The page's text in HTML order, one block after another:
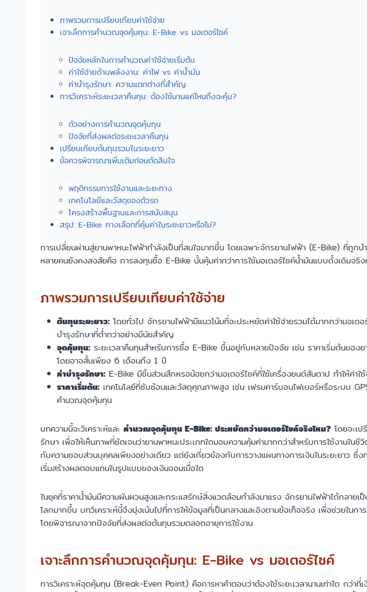
ภาพรวมการเปรียบเทียบค่าใช้จ่าย
เจาะลึกการคำนวณจุดคุ้มทุน: E-Bike vs มอเตอร์ไซค์
ปัจจัยหลักในการคำนวณค่าใช้จ่ายเริ่มต้น
ค่าใช้จ่ายด้านพลังงาน: ค่าไฟ vs ค่าน้ำมัน
ค่าบำรุงรักษา: ความแตกต่างที่สำคัญ
การวิเคราะห์ระยะเวลาคืนทุน: ต้องใช้นานแค่ไหนถึงจะคุ้ม?
ตัวอย่างการคำนวณจุดคุ้มทุน
ปัจจัยที่ส่งผลต่อระยะเวลาคืนทุน
เปรียบเทียบต้นทุนรวมในระยะยาว
ข้อควรพิจารณาเพิ่มเติมก่อนตัดสินใจ
พฤติกรรมการใช้งานและระยะทาง
เทคโนโลยีและวัสดุของตัวรถ
โครงสร้างพื้นฐานและการสนับสนุน
สรุป: E-Bike ทางเลือกที่คุ้มค่าในระยะยาวหรือไม่?
การเปลี่ยนผ่านสู่ยานพาหนะไฟฟ้ากำลังเป็นที่สนใจมากขึ้น โดยเฉพาะจักรยานไฟฟ้า (E-Bike) ที่ถูก
หลายคนยังคงสงสัยคือ การลงทุนซื้อ E-Bike นั้นคุ้มค่ากว่าการใช้มอเตอร์ไซค์น้ำมันแบบดั้งเดิมจริง
ภาพรวมการเปรียบเทียบค่าใช้จ่าย
ต้นทุนระยะยาว: โดยทั่วไป จักรยานไฟฟ้ามีแนวโน้มที่จะประหยัดค่าใช้จ่ายรวมได้มากกว่ามอเต
บำรุงรักษาที่ต่ำกว่าอย่างมีนัยสำคัญ
จุดคุ้มทุน: ระยะเวลาคืนทุนสำหรับการซื้อ E-Bike ขึ้นอยู่กับหลายปัจจัย เช่น ราคาเริ่มต้นขอ
โดยอาจสั้นเพียง 6 เดือนถึง 1 ปี
ค่าบำรุงรักษา: E-Bike มีชิ้นส่วนสึกหรอน้อยกว่ามอเตอร์ไซค์ที่ใช้เครื่องยนต์สันดาป ทำให้ค่าใ
ราคาเริ่มต้น: เทคโนโลยีที่ซับซ้อนและวัสดุคุณภาพสูง เช่น เฟรมคาร์บอนไฟเบอร์หรือระบบ
คำนวณจุดคุ้มทุน
บทความนี้จะวิเคราะห์และ คำนวณจุดคุ้มทุน E-Bike: ประหยัดกว่ามอเตอร์ไซค์จริงไหม? โดยจะเ
รักษา เพื่อให้เห็นภาพที่ชัดเจนว่ายานพาหนะประเภทใดมอบความคุ้มค่ามากกว่าสำหรับการใช้งานใ
กับความชอบส่วนบุคคลเพียงอย่างเดียว แต่ยังเกี่ยวข้องกับการวางแผนทางการเงินในระยะยาว ซึ่ง
เริ่มสร้างผลตอบแทนในรูปแบบของเงินออมเมื่อใด
ในยุคที่ราคาน้ำมันมีความผันผวนสูงและกระแสรักษ์สิ่งแวดล้อมกำลังมาแรง จักรยานไฟฟ้าได้กลาย
โลกมากขึ้น บทวิเคราะห์นี้จึงมุ่งเน้นไปที่การให้ข้อมูลที่เป็นกลางและอิงตามข้อเท็จจริง เพื่อช่วยใน
โดยพิจารณาจากปัจจัยที่ส่งผลต่อต้นทุนรวมตลอดอายุการใช้งาน
เจาะลึกการคำนวณจุดคุ้มทุน: E-Bike vs มอเตอร์ไซค์
การวิเคราะห์จุดคุ้มทุน (Break-Even Point) คือการหาคำตอบว่าต้องใช้ระยะเวลานานเท่าใด กว่า